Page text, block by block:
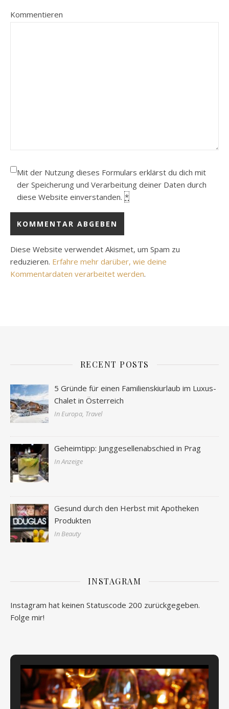
Kommentieren
Mit der Nutzung dieses Formulars erklärst du dich mit
der Speicherung und Verarbeitung deiner Daten durch
diese Website einverstanden. *
Diese Website verwendet Akismet, um Spam zu
reduzieren. Erfahre mehr darüber, wie deine
Kommentardaten verarbeitet werden.
RECENT POSTS
5 Gründe für einen Familienskiurlaub im Luxus-
Chalet in Österreich
In Europa, Travel
Geheimtipp: Junggesellenabschied in Prag
In Anzeige
Gesund durch den Herbst mit Apotheken
Produkten
In Beauty
INSTAGRAM
Instagram hat keinen Statuscode 200 zurückgegeben.
Folge mir!